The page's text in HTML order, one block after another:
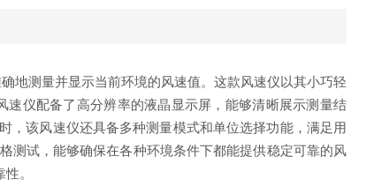
地测量并显示当前环境的风速值。这款风速仪以其小巧轻
仪配备了高分辨率的液晶显示屏，能够清晰展示测量结
，该风速仪还具备多种测量模式和单位选择功能，满足用
测试，能够确保在各种环境条件下都能提供稳定可靠的风
。